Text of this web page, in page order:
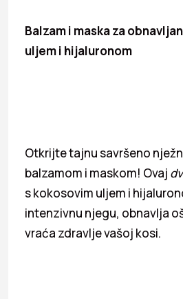
Balzam i maska za
uljem i hijaluronom
Otkrijte tajnu savršeno
balzamom i maskom! Ovaj
s kokosovim uljem i
intenzivnu njegu, obnavlja
vraća zdravlje vašoj kosi.